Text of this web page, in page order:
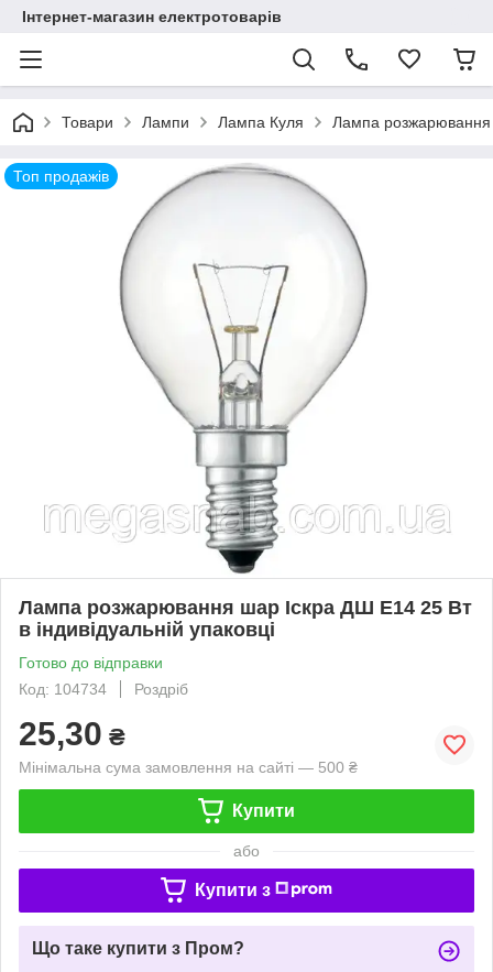
Інтернет-магазин електротоварів
Товари Лампи Лампа Куля Лампа розжарювання
Топ продажів
Лампа розжарювання шар Іскра ДШ Е14 25 Вт
в індивідуальній упаковці
Готово до відправки
Код: 104734
Роздріб
25,30 ₴
Мінімальна сума замовлення на сайті — 500 ₴
Купити
або
Купити з
Що таке купити з Пром?